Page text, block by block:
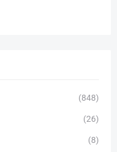
(848)
(26)
(8)